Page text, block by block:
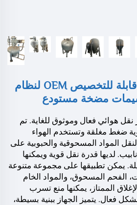
مروحة صناعية قابلة للتخصيص OEM لنظام
مضخة مستودع
هوائي فعال وموثوق للغاية. تم
ضغط مغلقة وتستخدم الهواء
المواد المسحوقية والحبوبية على
لديها قدرة نقل قوية ويمكنها
يمكن تطبيقها على مجموعة متنوعة
الفحم المسحوق، والمواد الخام
الممتاز، يمكنها منع تسرب
بشكل فعال. يتميز الجهاز ببنية بسيطة،